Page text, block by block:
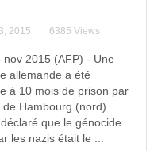
2015 6385 Views
nov 2015 (AFP) - Une
allemande a été
à 10 mois de prison par
de Hambourg (nord)
que le génocide
les nazis était le ...